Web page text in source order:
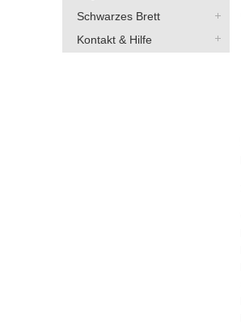
Schwarzes Brett
Kontakt & Hilfe